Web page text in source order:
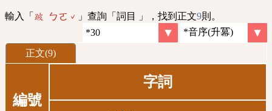
輸入「 跛 ㄅㄛˇ 」查詢「詞目 」，找到正文9則。
正文(9)
編號
字詞